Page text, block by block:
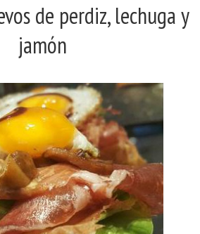
de perdiz, lechuga y
jamón